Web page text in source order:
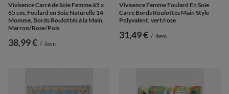
Vivisence Carré de Soie Femme 65 x
65 cm, Foulard en Soie Naturelle 14
Momme, Bords Roulottés à la Main,
Marron/Rose/Pois
38,99 € / item
Vivisence Femme Foulard En Soie
Carré Bords Roulottés Main Style
Polyvalent, vert/rose
31,49 € / item